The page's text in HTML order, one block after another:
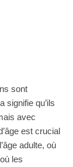
sont
signifie qu’ils
avec
est crucial
adulte, où
les